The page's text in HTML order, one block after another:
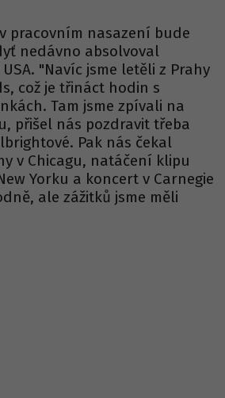
pracovním nasazení bude
nedávno absolvoval
"Navíc jsme letěli z Prahy
což je třináct hodin s
Tam jsme zpívali na
přišel nás pozdravit třeba
Pak nás čekal
v Chicagu, natáčení klipu
Yorku a koncert v Carnegie
ale zážitků jsme měli